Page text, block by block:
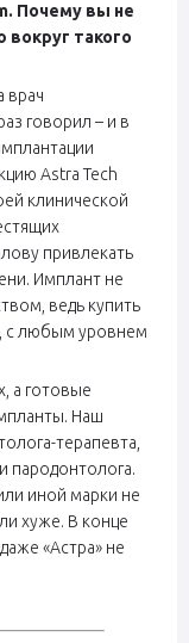
Почему вы не
такого
врач
говорил – и в
Astra Tech
клинической
привлекать
Имплант не
ведь купить
с любым уровнем
а готовые
Наш
терапевта,
пародонтолога.
иной марки не
хуже. В конце
«Астра» не